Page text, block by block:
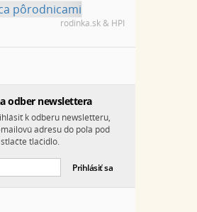
rodinka.sk & HPI
odber newslettera
k odberu newsletteru,
adresu do poľa pod
tlačidlo.